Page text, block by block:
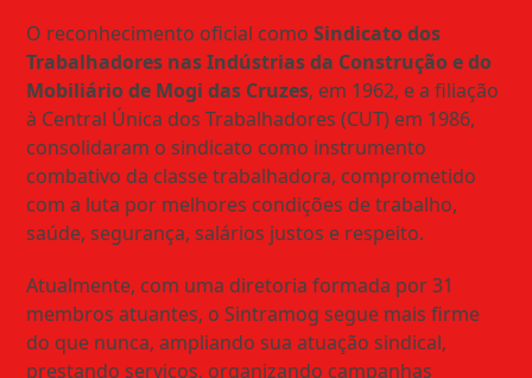
O reconhecimento oficial como Sindicato dos
Trabalhadores nas Indústrias da Construção e do
Mobiliário de Mogi das Cruzes, em 1962, e a filiação
à Central Única dos Trabalhadores (CUT) em 1986,
consolidaram o sindicato como instrumento
combativo da classe trabalhadora, comprometido
com a luta por melhores condições de trabalho,
saúde, segurança, salários justos e respeito.
Atualmente, com uma diretoria formada por 31
membros atuantes, o Sintramog segue mais firme
do que nunca, ampliando sua atuação sindical,
prestando serviços, organizando campanhas